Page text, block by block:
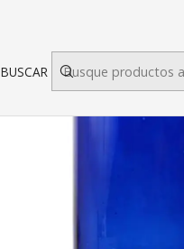
BUSCAR